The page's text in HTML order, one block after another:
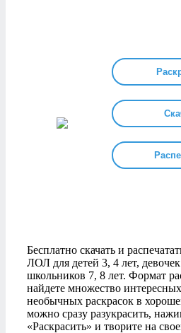
Бесплатно скачать и
ЛОЛ для детей 3, 4 лет,
школьников 7, 8 лет. Формат
найдете множество
необычных раскрасок в
можно сразу разукрасить,
«Раскрасить» и творите на